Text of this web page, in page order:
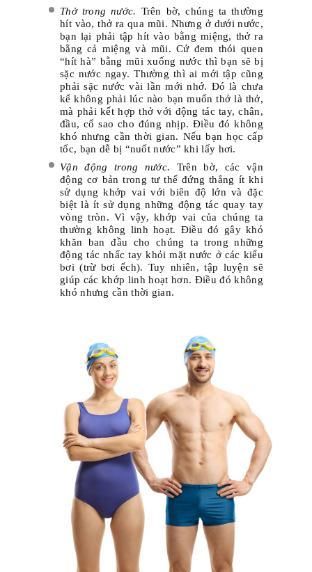
Thở trong nước. Trên bờ, chúng ta thường
hít vào, thở ra qua mũi. Nhưng ở dưới nước,
bạn lại phải tập hít vào bằng miệng, thở ra
bằng cả miệng và mũi. Cứ đem thói quen
“hít hà” bằng mũi xuống nước thì bạn sẽ bị
sặc nước ngay. Thường thì ai mới tập cũng
phải sặc nước vài lần mới nhớ. Đó là chưa
kể không phải lúc nào bạn muốn thở là thở,
mà phải kết hợp thở với động tác tay, chân,
đầu, cổ sao cho đúng nhịp. Điều đó không
khó nhưng cần thời gian. Nếu bạn học cấp
tốc, bạn dễ bị “nuốt nước” khi lấy hơi.
Vận động trong nước. Trên bờ, các vận
động cơ bản trong tư thế đứng thẳng ít khi
sử dụng khớp vai với biên độ lớn và đặc
biệt là ít sử dụng những động tác quay tay
vòng tròn. Vì vậy, khớp vai của chúng ta
thường không linh hoạt. Điều đó gây khó
khăn ban đầu cho chúng ta trong những
động tác nhấc tay khỏi mặt nước ở các kiểu
bơi (trừ bơi ếch). Tuy nhiên, tập luyện sẽ
giúp các khớp linh hoạt hơn. Điều đó không
khó nhưng cần thời gian.